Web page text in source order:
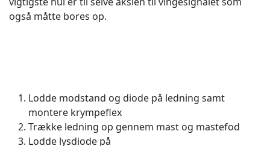
også måtte bores op.
Lodde modstand og diode på ledning samt
montere krympeflex
Trække ledning op gennem mast og mastefod
Lodde lysdiode på